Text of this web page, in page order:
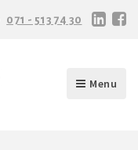
071 - 513 74 30
Menu